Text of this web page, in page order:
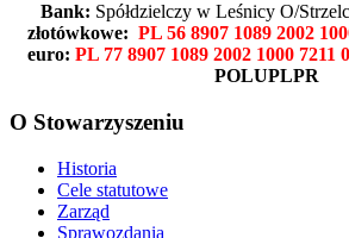
Bank: Spółdzielczy w Leśnicy O/
złotówkowe: PL 56 8907 1089 2002
euro: PL 77 8907 1089 2002 1000 7211
POLUPLPR
O Stowarzyszeniu
Historia
Cele statutowe
Zarząd
Sprawozdania